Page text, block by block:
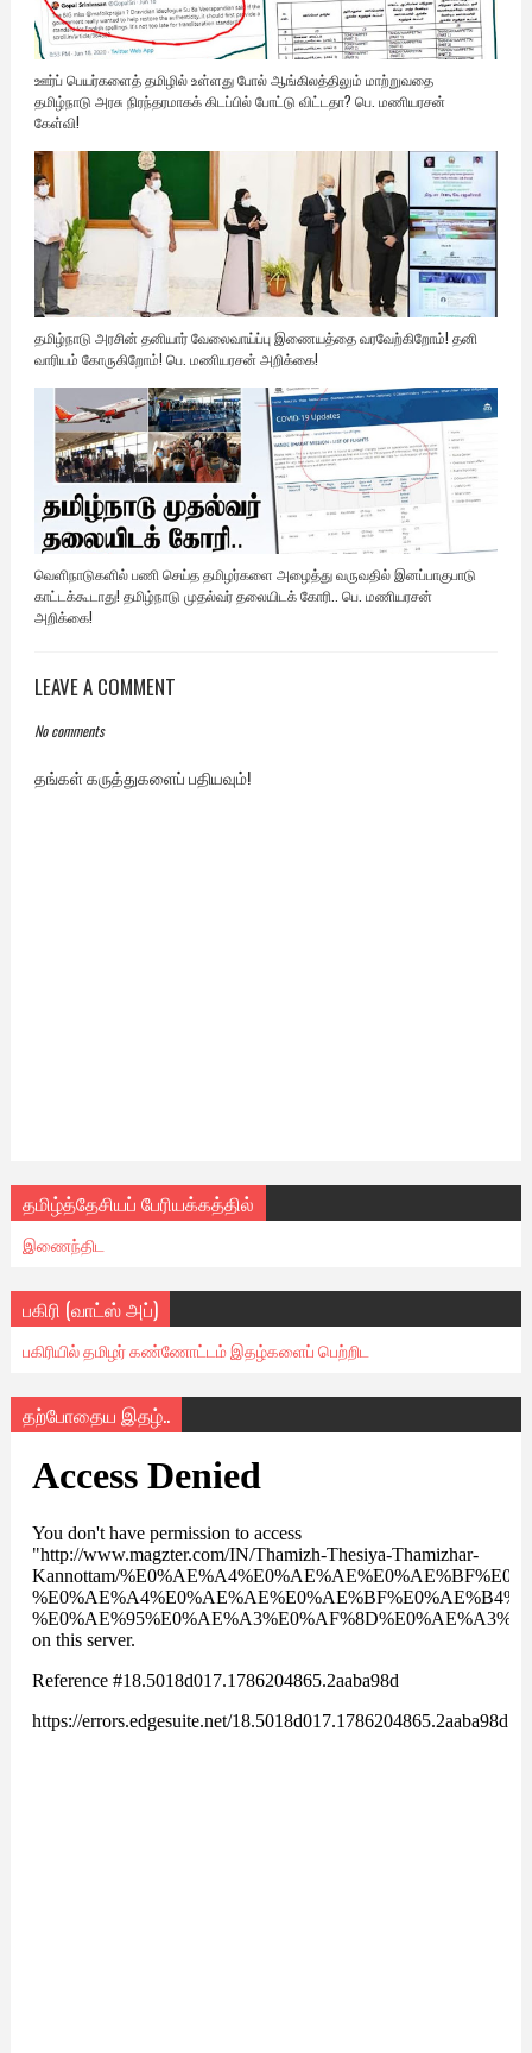
ஊர்ப் பெயர்களைத் தமிழில் உள்ளது போல் ஆங்கிலத்திலும் மாற்றுவதை
தமிழ்நாடு அரசு நிரந்தரமாகக் கிடப்பில் போட்டு விட்டதா? பெ. மணியரசன்
கேள்வி!
தமிழ்நாடு அரசின் தனியார் வேலைவாய்ப்பு இணையத்தை வரவேற்கிறோம்! தனி
வாரியம் கோருகிறோம்! பெ. மணியரசன் அறிக்கை!
வெளிநாடுகளில் பணி செய்த தமிழர்களை அழைத்து வருவதில் இனப்பாகுபாடு
காட்டக்கூடாது! தமிழ்நாடு முதல்வர் தலையிடக் கோரி.. பெ. மணியரசன்
அறிக்கை!
LEAVE A COMMENT
No comments
தங்கள் கருத்துகளைப் பதியவும்!
தமிழ்த்தேசியப் பேரியக்கத்தில்
இணைந்திட
பகிரி (வாட்ஸ் அப்)
பகிரியில் தமிழர் கண்ணோட்டம் இதழ்களைப் பெற்றிட
தற்போதைய இதழ்..